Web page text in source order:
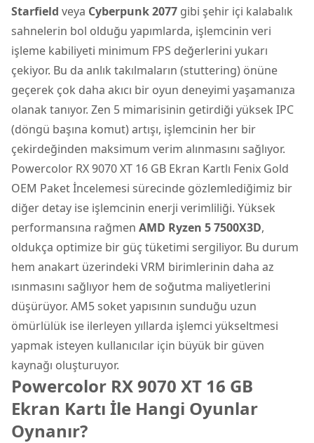
Starfield veya Cyberpunk 2077 gibi şehir içi kalabalık
sahnelerin bol olduğu yapımlarda, işlemcinin veri
işleme kabiliyeti minimum FPS değerlerini yukarı
çekiyor. Bu da anlık takılmaların (stuttering) önüne
geçerek çok daha akıcı bir oyun deneyimi yaşamanıza
olanak tanıyor. Zen 5 mimarisinin getirdiği yüksek IPC
(döngü başına komut) artışı, işlemcinin her bir
çekirdeğinden maksimum verim alınmasını sağlıyor.
Powercolor RX 9070 XT 16 GB Ekran Kartlı Fenix Gold
OEM Paket İncelemesi sürecinde gözlemlediğimiz bir
diğer detay ise işlemcinin enerji verimliliği. Yüksek
performansına rağmen AMD Ryzen 5 7500X3D,
oldukça optimize bir güç tüketimi sergiliyor. Bu durum
hem anakart üzerindeki VRM birimlerinin daha az
ısınmasını sağlıyor hem de soğutma maliyetlerini
düşürüyor. AM5 soket yapısının sunduğu uzun
ömürlülük ise ilerleyen yıllarda işlemci yükseltmesi
yapmak isteyen kullanıcılar için büyük bir güven
kaynağı oluşturuyor.
Powercolor RX 9070 XT 16 GB
Ekran Kartı İle Hangi Oyunlar
Oynanır?